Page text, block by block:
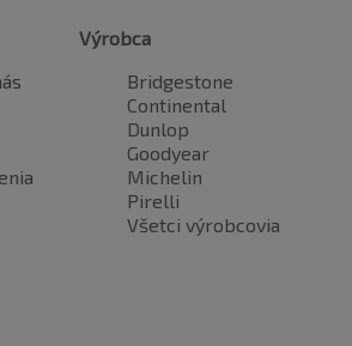
Výrobca
Bridgestone
Continental
Dunlop
Goodyear
Michelin
Pirelli
Všetci výrobcovia